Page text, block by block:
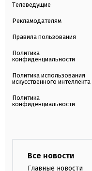
Телеведущие
Рекламодателям
Правила пользования
Политика
конфиденциальности
Политика использования
искусственного интеллекта
Политика
конфиденциальности
Все новости
Главные новости